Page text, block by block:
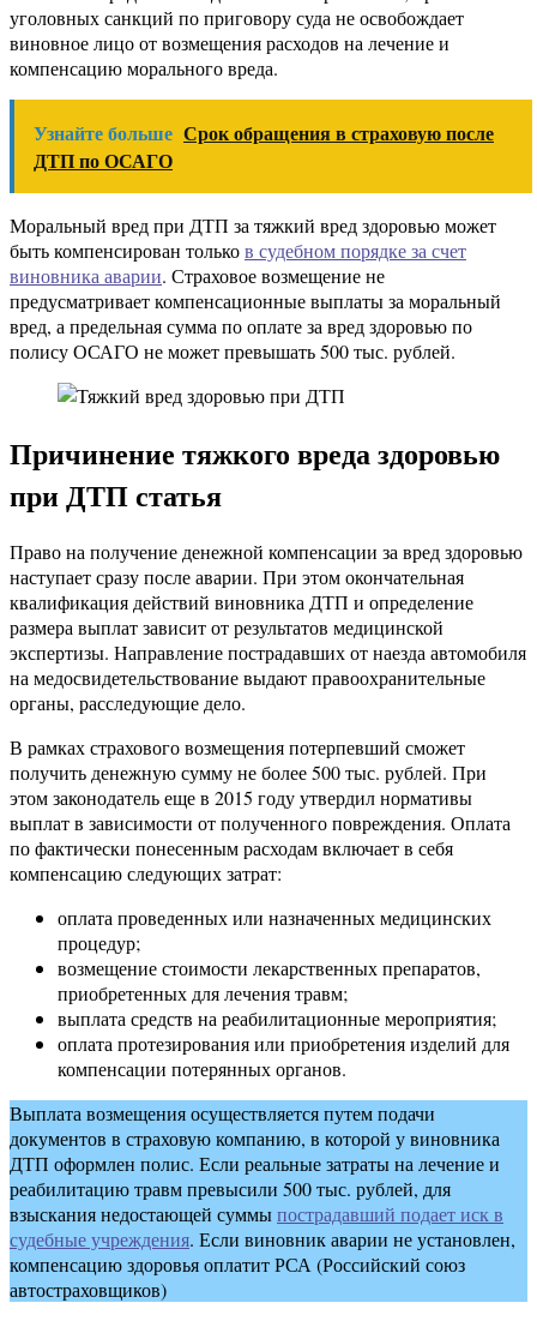
уголовных санкций по приговору суда не освобождает
виновное лицо от возмещения расходов на лечение и
компенсацию морального вреда.
Узнайте больше Срок обращения в страховую после
ДТП по ОСАГО
Моральный вред при ДТП за тяжкий вред здоровью может
быть компенсирован тольков судебном порядке за счет
виновника аварии. Страховое возмещение не
предусматривает компенсационные выплаты за моральный
вред, а предельная сумма по оплате за вред здоровью по
полису ОСАГО не может превышать 500 тыс. рублей.
Причинение тяжкого вреда здоровью
при ДТП статья
Право на получение денежной компенсации за вред здоровью
наступает сразу после аварии. При этом окончательная
квалификация действий виновника ДТП и определение
размера выплат зависит от результатов медицинской
экспертизы. Направление пострадавших от наезда автомобиля
на медосвидетельствование выдают правоохранительные
органы, расследующие дело.
В рамках страхового возмещения потерпевший сможет
получить денежную сумму не более 500 тыс. рублей. При
этом законодатель еще в 2015 году утвердил нормативы
выплат в зависимости от полученного повреждения. Оплата
по фактически понесенным расходам включает в себя
компенсацию следующих затрат:
оплата проведенных или назначенных медицинских
процедур;
возмещение стоимости лекарственных препаратов,
приобретенных для лечения травм;
выплата средств на реабилитационные мероприятия;
оплата протезирования или приобретения изделий для
компенсации потерянных органов.
Выплата возмещения осуществляется путем подачи
документов в страховую компанию, в которой у виновника
ДТП оформлен полис. Если реальные затраты на лечение и
реабилитацию травм превысили 500 тыс. рублей, для
взыскания недостающей суммыпострадавший подает иск в
судебные учреждения. Если виновник аварии не установлен,
компенсацию здоровья оплатит РСА (Российский союз
автостраховщиков)